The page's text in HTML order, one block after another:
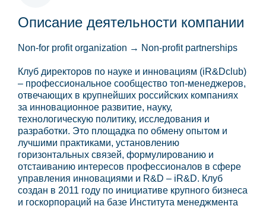
Описание деятельности компании
Non-for profit organization → Non-profit partnerships
Клуб директоров по науке и инновациям (iR&Dclub)
– профессиональное сообщество топ-менеджеров,
отвечающих в крупнейших российских компаниях
за инновационное развитие, науку,
технологическую политику, исследования и
разработки. Это площадка по обмену опытом и
лучшими практиками, установлению
горизонтальных связей, формулированию и
отстаиванию интересов профессионалов в сфере
управления инновациями и R&D – iR&D. Клуб
создан в 2011 году по инициативе крупного бизнеса
и госкорпораций на базе Института менеджмента